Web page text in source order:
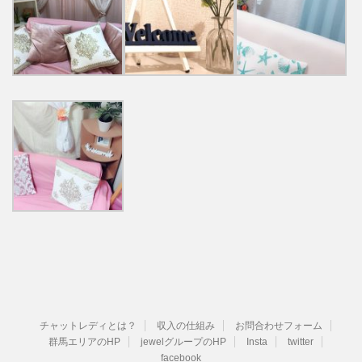
チャットレディとは？ 収入の仕組み
お問合わせフォーム
群馬エリアのHP
jewelグループのHP Insta
twitter
facebook